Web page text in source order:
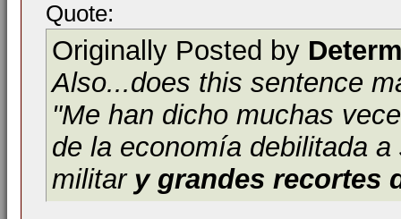
Quote:
Originally Posted by
Also...does this sentence
"Me han dicho muchas
de la economía debilitada
militar y grandes recortes